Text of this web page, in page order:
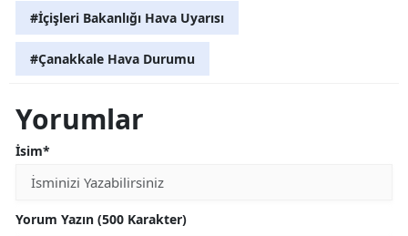
#İçişleri Bakanlığı Hava Uyarısı
#Çanakkale Hava Durumu
Yorumlar
İsim*
Yorum Yazın (500 Karakter)